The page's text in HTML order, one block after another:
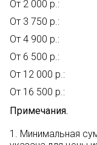
От 2 000 р.:
От 3 750 р.:
От 4 900 р.:
От 6 500 р.:
От 12 000 р.:
От 16 500 р.:
Примечания.
1. Минимальная